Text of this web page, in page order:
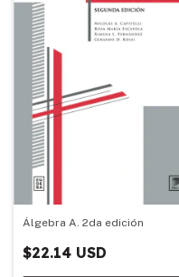
Álgebra A. 2da edición
$22.14 USD